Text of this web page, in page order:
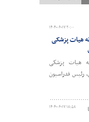
۱۴۰۴-۰۶-۱۷ ۲۰:۰۰
هیات پزشکی
هیات پزشکی
رئیس فدراسیون
۱۴۰۴-۰۶-۱۷ ۱۸:۵۸